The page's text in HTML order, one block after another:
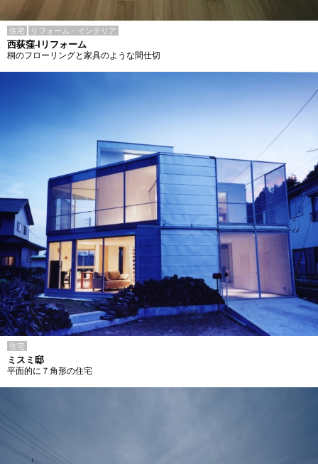
住宅 リフォーム・インテリア
西荻窪-Iリフォーム
桐のフローリングと家具のような間仕切
住宅
ミスミ邸
平面的に７角形の住宅